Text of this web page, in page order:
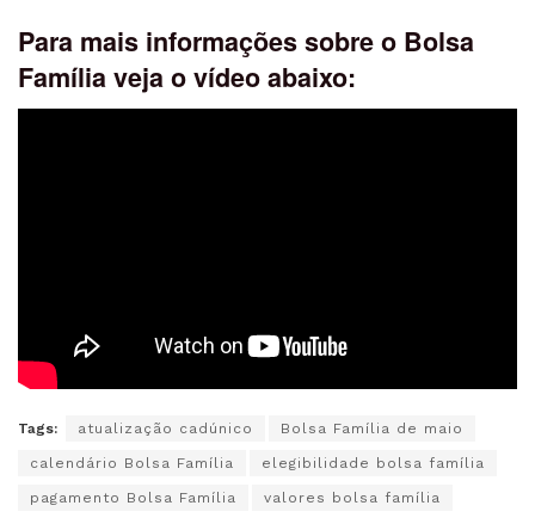
Para mais informações sobre o Bolsa
Família veja o vídeo abaixo:
Tags: atualização cadúnico Bolsa Família de maio
calendário Bolsa Família elegibilidade bolsa família
pagamento Bolsa Família valores bolsa família